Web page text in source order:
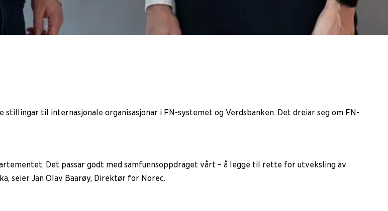
til internasjonale organisasjonar i FN-systemet og Verdsbanken. Det dreiar seg om FN-
Det passar godt med samfunnsoppdraget vårt – å legge til rette for utveksling av
seier Jan Olav Baarøy, Direktør for Norec.